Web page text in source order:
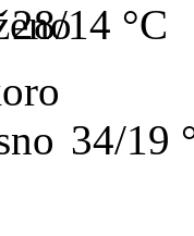
28/14 °C
34/19